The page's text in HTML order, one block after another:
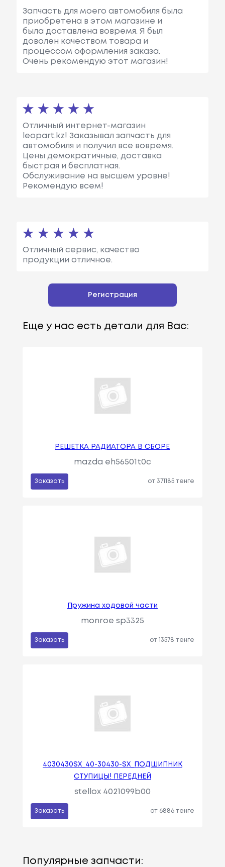
Запчасть для моего автомобиля была
приобретена в этом магазине и
была доставлена вовремя. Я был
доволен качеством товара и
процессом оформления заказа.
Очень рекомендую этот магазин!
Отличный интернет-магазин
leopart.kz! Заказывал запчасть для
автомобиля и получил все вовремя.
Цены демократичные, доставка
быстрая и бесплатная.
Обслуживание на высшем уровне!
Рекомендую всем!
Отличный сервис, качество
продукции отличное.
Регистрация
Еще у нас есть детали для Вас:
РЕШЕТКА РАДИАТОРА В СБОРЕ
mazda eh56501t0c
Заказать от 371185 тенге
Пружина ходовой части
monroe sp3325
Заказать от 13578 тенге
4030430SX_40-30430-SX_ПОДШИПНИК
СТУПИЦЫ! ПЕРЕДНЕЙ
stellox 4021099b00
Заказать от 6886 тенге
Популярные запчасти: